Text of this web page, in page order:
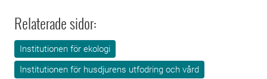
Relaterade sidor:
Institutionen för ekologi
Institutionen för husdjurens utfodring och vård